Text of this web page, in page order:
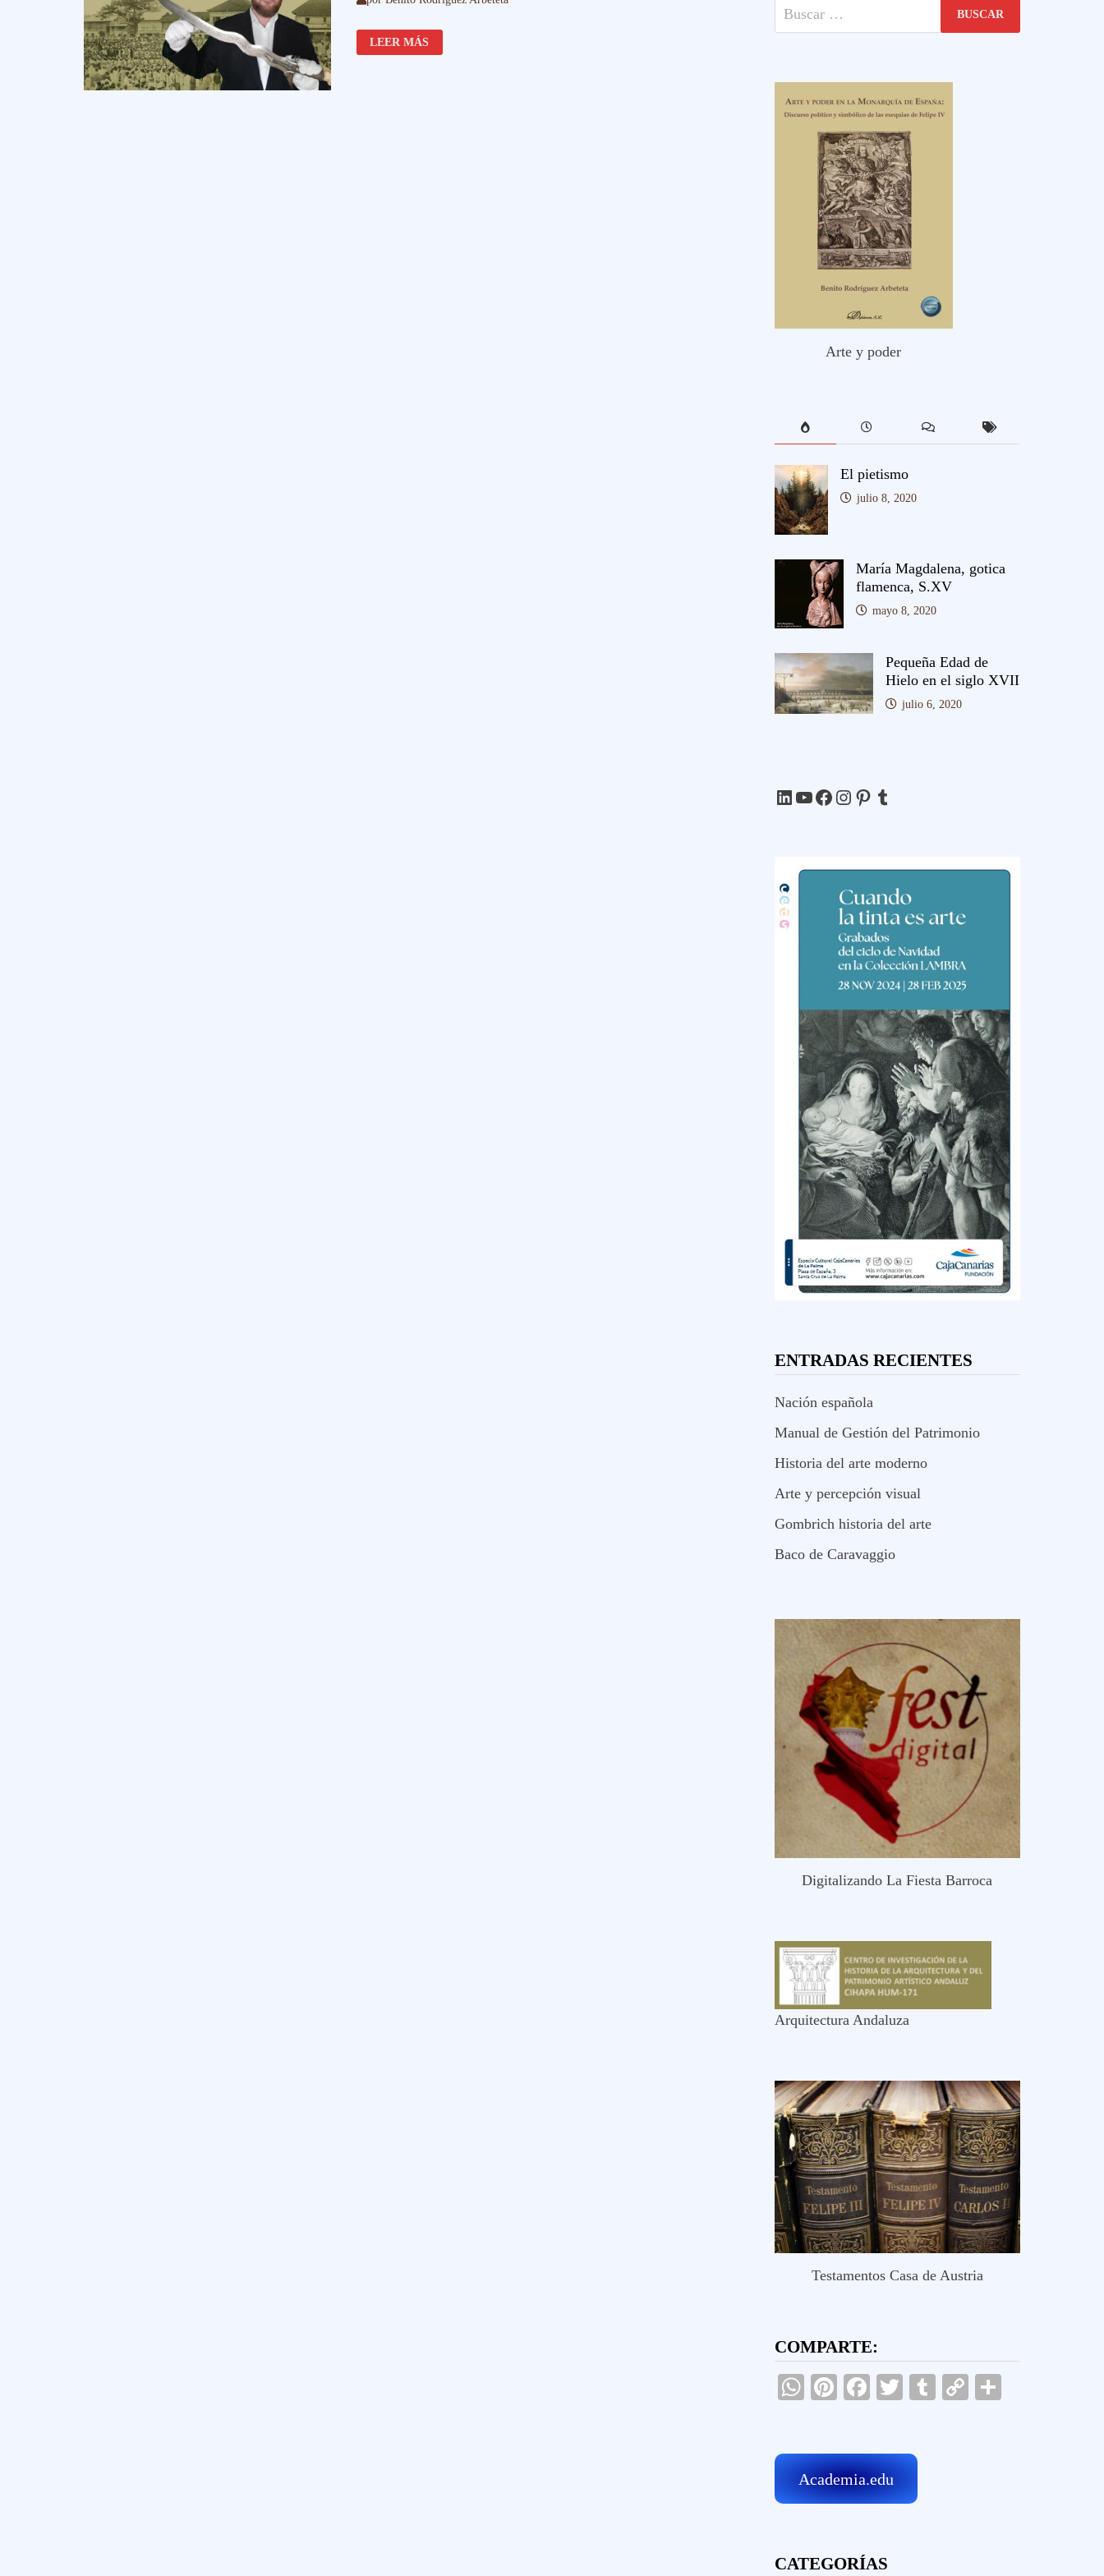
KRIS
FILIPINO
SIGLO
LEER MÁS
Buscar:
Arte y poder
El pietismo
julio 8, 2020
María Magdalena, gotica
flamenca, S.XV
mayo 8, 2020
Pequeña Edad de
Hielo en el siglo XVII
julio 6, 2020
LinkedIn
YouTube
Facebook
Instagram
Pinterest
Tumblr
ENTRADAS RECIENTES
Nación española
Manual de Gestión del Patrimonio
Historia del arte moderno
Arte y percepción visual
Gombrich historia del arte
Baco de Caravaggio
Digitalizando La Fiesta Barroca
Arquitectura Andaluza
Testamentos Casa de Austria
COMPARTE:
WhatsApp
Pinterest
Facebook
TwitterTumblr
Copy
Academia.edu
CATEGORÍAS